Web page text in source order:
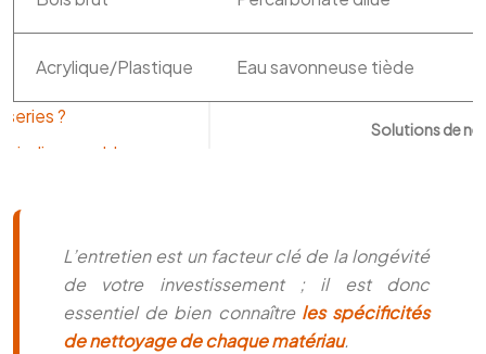
Solutions de
Acrylique/Plastique Eau savonneuse tiède
L’entretien est un facteur clé de la longévité
de votre investissement ; il est donc
essentiel de bien connaître les spécificités
de nettoyage de chaque matériau.